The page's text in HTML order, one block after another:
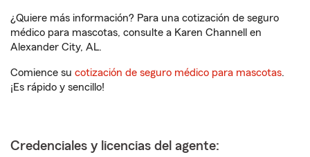
¿Quiere más información? Para una cotización de seguro
médico para mascotas, consulte a Karen Channell en
Alexander City, AL.
Comience su cotización de seguro médico para mascotas.
¡Es rápido y sencillo!
Credenciales y licencias del agente: